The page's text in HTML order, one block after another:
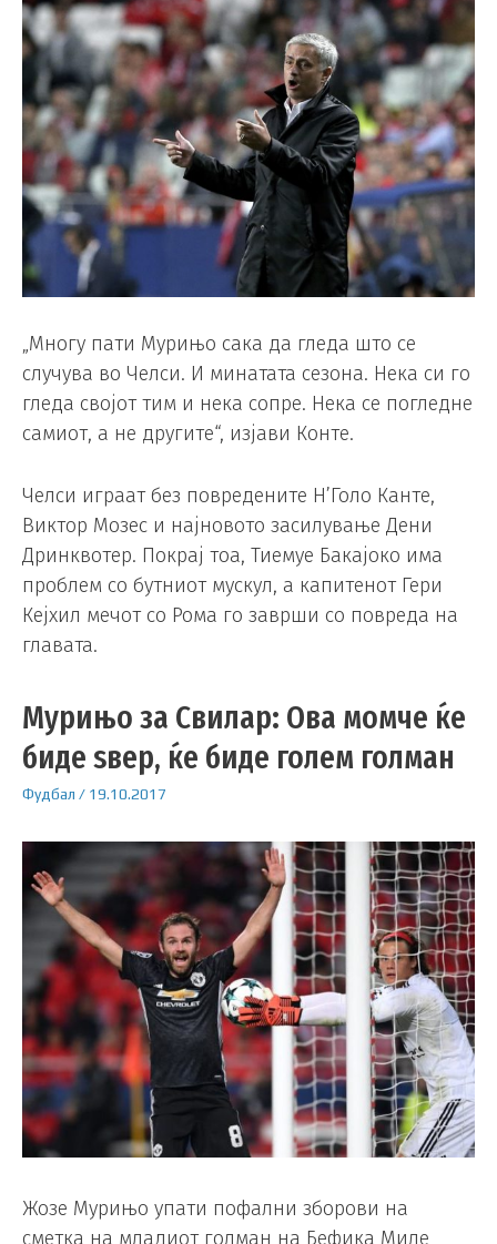
„Многу пати Мурињо сака да гледа што се
случува во Челси. И минатата сезона. Нека си го
гледа својот тим и нека сопре. Нека се погледне
самиот, а не другите“, изјави Конте.
Челси играат без повредените Н’Голо Канте,
Виктор Мозес и најновото засилување Дени
Дринквотер. Покрај тоа, Тиемуе Бакајоко има
проблем со бутниот мускул, а капитенот Гери
Кејхил мечот со Рома го заврши со повреда на
главата.
Мурињо за Свилар: Ова момче ќе
биде ѕвер, ќе биде голем голман
Фудбал / 19.10.2017
Жозе Мурињо упати пофални зборови на
сметка на младиот голман на Бефика Миле